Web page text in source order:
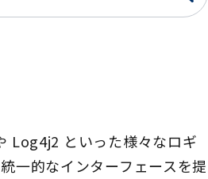
Log4j2 といった様々なロギ
一的なインターフェースを提